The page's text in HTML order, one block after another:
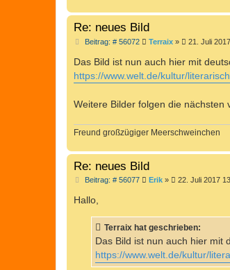
Re: neues Bild
Beitrag: # 56072B
i
r
Terraix» 21. Juli
Das Bild ist nun auch hier mit
https://www.welt.de/kultur/
Weitere Bilder folgen die nächsten
Freund großzügiger Meerschweinchen
Re: neues Bild
Beitrag: # 56077B
r
a
Erik» 22. Juli 2017
Hallo,
Terraix hat geschrieben:
Das Bild ist nun auch hier mit
https://www.welt.de/kultur/